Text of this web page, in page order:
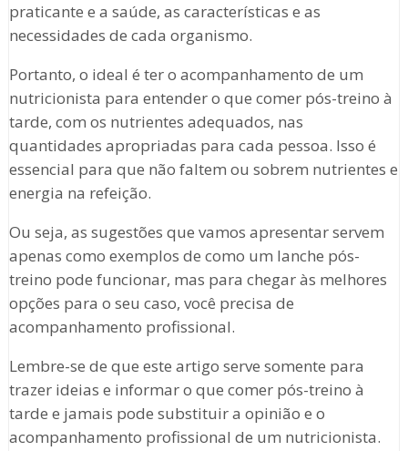
praticante e a saúde, as características e as
necessidades de cada organismo.
Portanto, o ideal é ter o acompanhamento de um
nutricionista para entender o que comer pós-treino à
tarde, com os nutrientes adequados, nas
quantidades apropriadas para cada pessoa. Isso é
essencial para que não faltem ou sobrem nutrientes e
energia na refeição.
Ou seja, as sugestões que vamos apresentar servem
apenas como exemplos de como um lanche pós-
treino pode funcionar, mas para chegar às melhores
opções para o seu caso, você precisa de
acompanhamento profissional.
Lembre-se de que este artigo serve somente para
trazer ideias e informar o que comer pós-treino à
tarde e jamais pode substituir a opinião e o
acompanhamento profissional de um nutricionista.